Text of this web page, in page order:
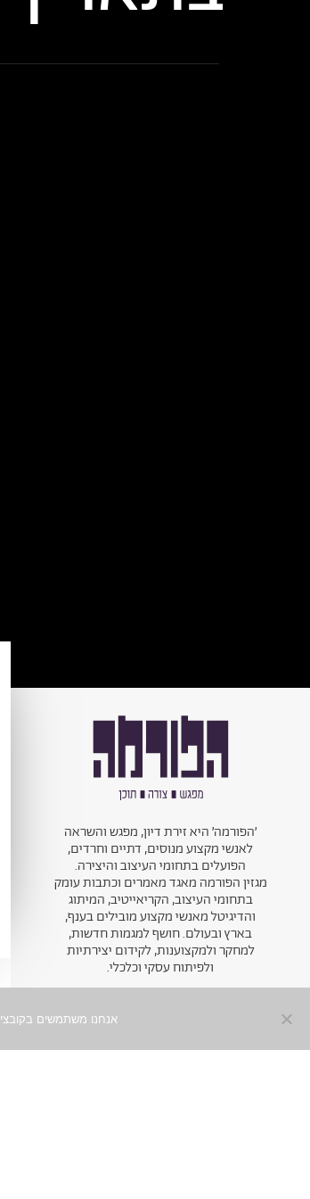
׳הפורמה׳ היא זירת דיון, מפגש והשראה
לאנשי מקצוע מנוסים, דתיים וחרדים,
הפועלים בתחומי העיצוב והיצירה.
מגזין הפורמה מאגד מאמרים וכתבות עומק
בתחומי העיצוב, הקריאייטיב, המיתוג
והדיגיטל מאנשי מקצוע מובילים בענף,
בארץ ובעולם. חושף למגמות חדשות,
למחקר ולמקצוענות, לקידום יצירתיות
ולפיתוח עסקי וכלכלי.
ניוזלטר
אנחנו משתמשים בקובצי Cookies כדי להבטיח חוויית שימוש מיטבית באתר. המשך השימוש באתר מהווה הסכמה לכך. למידע נוסף ניתן לעיין ב־